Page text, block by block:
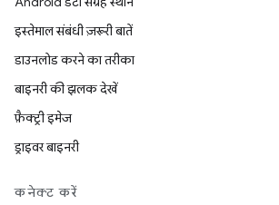
इस्तेमाल संबंधी ज़रूरी बातें
डाउनलोड करने का तरीका
बाइनरी की झलक देखें
फ़ैक्ट्री इमेज
ड्राइवर बाइनरी
कनेक्ट करें